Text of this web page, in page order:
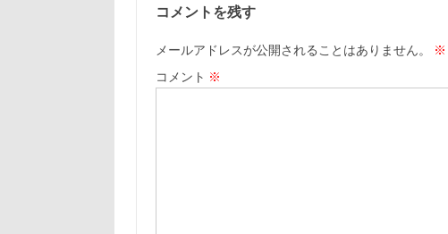
コメントを残す
メールアドレスが公開されることはありません。 ※
コメント ※